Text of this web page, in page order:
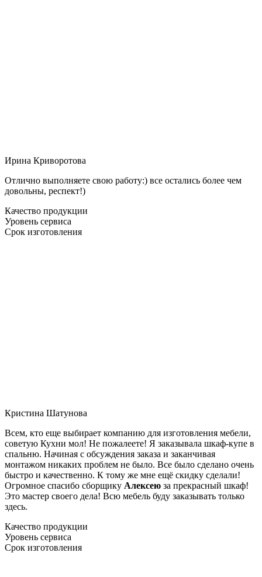
Ирина Криворотова
Отлично выполняете свою работу:) все остались более чем
довольны, респект!)
Качество продукции
Уровень сервиса
Срок изготовления
Кристина Шатунова
Всем, кто еще выбирает компанию для изготовления мебели,
советую Кухни мол! Не пожалеете! Я заказывала шкаф-купе в
спальню. Начиная с обсуждения заказа и заканчивая
монтажом никаких проблем не было. Все было сделано очень
быстро и качественно. К тому же мне ещё скидку сделали!
Огромное спасибо сборщику Алексею за прекрасный шкаф!
Это мастер своего дела! Всю мебель буду заказывать только
здесь.
Качество продукции
Уровень сервиса
Срок изготовления